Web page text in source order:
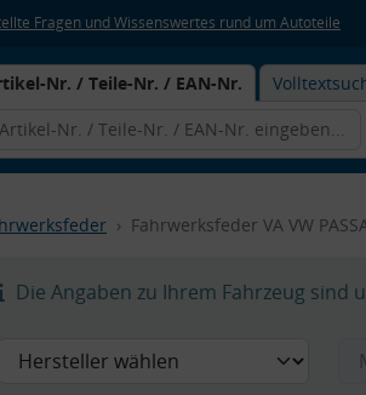
Fragen und Wissenswertes rund um Autoteile
Nr. / Teile-Nr. / EAN-Nr.
Fahrwerksfeder VA VW
Die Angaben zu Ihrem Fahrzeug sind